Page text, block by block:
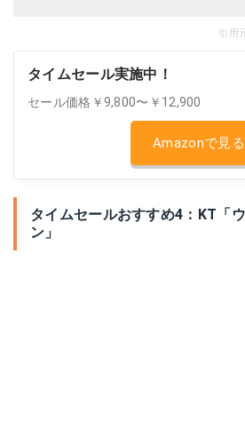
引用
タイムセール実施中！
セール価格￥9,800〜￥12,900
Amazonで見る
タイムセールおすすめ4：KT「
ン」